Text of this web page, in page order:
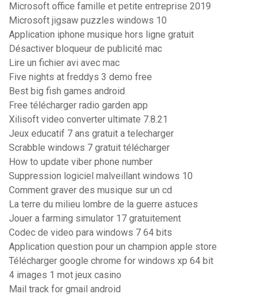
Microsoft office famille et petite entreprise 2019
Microsoft jigsaw puzzles windows 10
Application iphone musique hors ligne gratuit
Désactiver bloqueur de publicité mac
Lire un fichier avi avec mac
Five nights at freddys 3 demo free
Best big fish games android
Free télécharger radio garden app
Xilisoft video converter ultimate 7.8.21
Jeux educatif 7 ans gratuit a telecharger
Scrabble windows 7 gratuit télécharger
How to update viber phone number
Suppression logiciel malveillant windows 10
Comment graver des musique sur un cd
La terre du milieu lombre de la guerre astuces
Jouer a farming simulator 17 gratuitement
Codec de video para windows 7 64 bits
Application question pour un champion apple store
Télécharger google chrome for windows xp 64 bit
4 images 1 mot jeux casino
Mail track for gmail android